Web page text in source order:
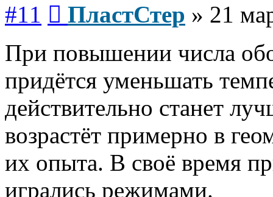
#11 ПластСтер » 21
При повышении числа
придётся уменьшать
действительно станет
возрастёт примерно в
их опыта. В своё время
игрались режимами.